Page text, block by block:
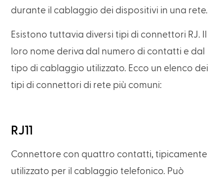
durante il cablaggio dei dispositivi in una rete.
Esistono tuttavia diversi tipi di connettori RJ. Il
loro nome deriva dal numero di contatti e dal
tipo di cablaggio utilizzato. Ecco un elenco dei
tipi di connettori di rete più comuni:
RJ11
Connettore con quattro contatti, tipicamente
utilizzato per il cablaggio telefonico. Può